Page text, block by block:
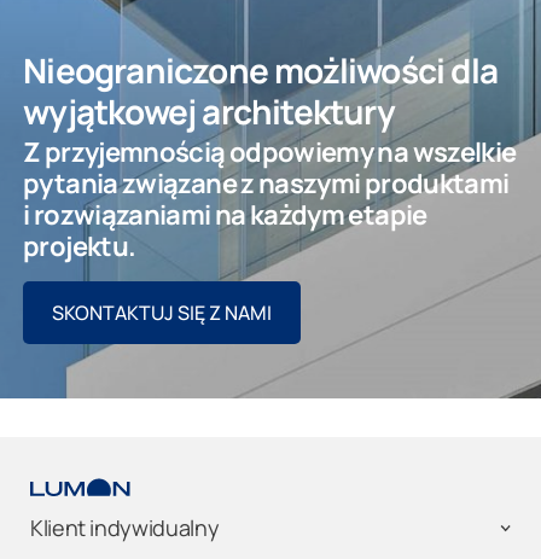
Nieograniczone możliwości dla
wyjątkowej architektury
Z przyjemnością odpowiemy na wszelkie
pytania związane z naszymi produktami
i rozwiązaniami na każdym etapie
projektu.
SKONTAKTUJ SIĘ Z NAMI
Klient indywidualny